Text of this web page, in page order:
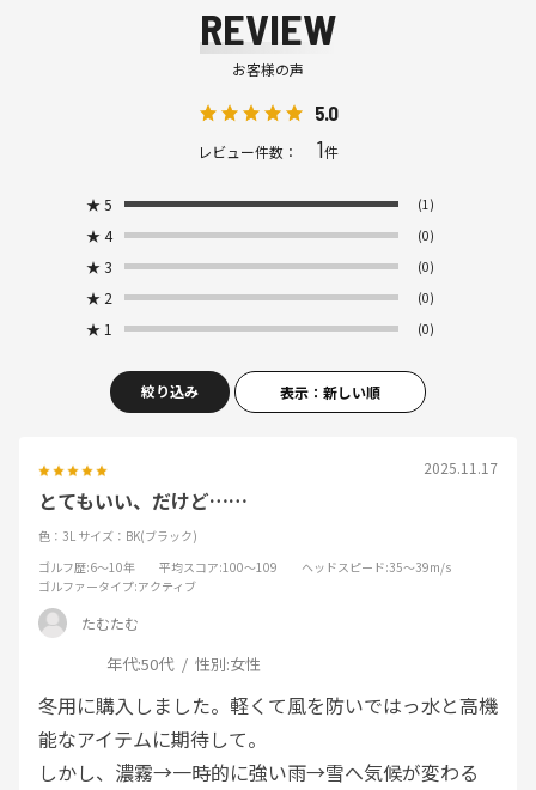
REVIEW
お客様の声
5.0
レビュー件数： 1件
★ 5 (1)
★ 4 (0)
★ 3 (0)
★ 2 (0)
★ 1 (0)
絞り込み 表示：新しい順
2025.11.17
とてもいい、だけど……
色：3L サイズ：BK(ブラック)
ゴルフ歴:6～10年 平均スコア:100～109 ヘッドスピード:35～39m/s
ゴルファータイプ:アクティブ
たむたむ
年代:50代 性別:女性
冬用に購入しました。軽くて風を防いではっ水と高機
能なアイテムに期待して。
しかし、濃霧→一時的に強い雨→雪へ気候が変わる